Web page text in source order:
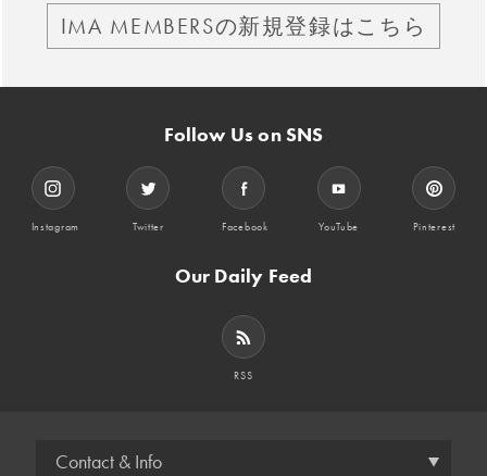
IMA MEMBERSの新規登録はこちら
Follow Us on SNS
Instagram Twitter Facebook YouTube Pinterest
Our Daily Feed
RSS
Contact & Info